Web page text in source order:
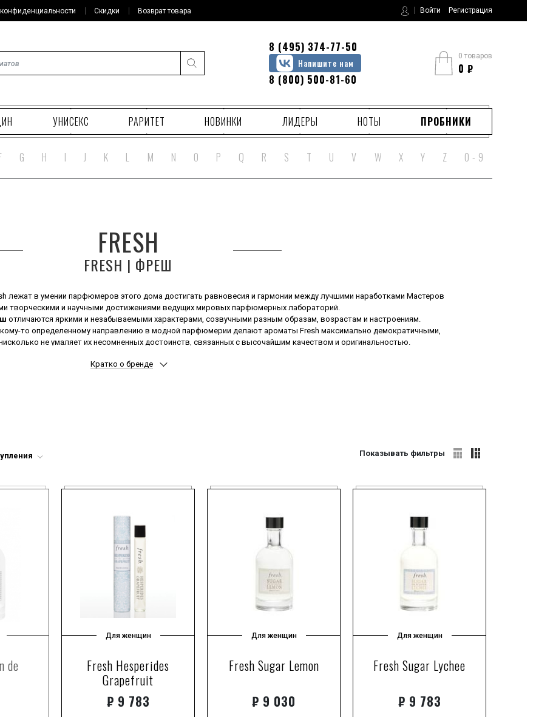
Скидки Возврат товара Войти Регистрация
8 (495) 374-77-50
Напишите нам
8 (800) 500-81-60
0 товаров
0 ₽
УНИСЕКС РАРИТЕТ НОВИНКИ ЛИДЕРЫ НОТЫ ПРОБНИКИ
G H I J K L M N O P Q R S T U V W X Y Z 0 - 9
FRESH
FRESH | ФРЕШ
лежат в умении парфюмеров этого дома достигать равновесия и гармонии между лучшими наработками Мастеров
творческими и научными достижениями ведущих мировых парфюмерных лабораторий.
отличаются яркими и незабываемыми характерами, созвучными разным образам, возрастам и настроениям.
то определенному направлению в модной парфюмерии делают ароматы Fresh максимально демократичными,
не умаляет их несомненных достоинств, связанных с высочайшим качеством и оригинальностью.
и просто животный магнетизм, перед которым не устоит ни одна прекрасная дама.
Кратко о бренде
Показывать фильтры
de
Для женщин
Fresh Hesperides
Grapefruit
₽ 9 783
Для женщин
Fresh Sugar Lemon
₽ 9 030
Для женщин
Fresh Sugar Lychee
₽ 9 783